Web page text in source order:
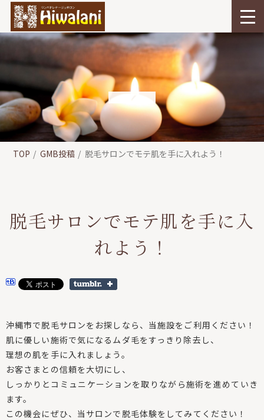
TOP GMB投稿 脱毛サロンでモテ肌を手に入れよう！
脱毛サロンでモテ肌を手に入
れよう！
沖縄市で脱毛サロンをお探しなら、当施設をご利用ください！
肌に優しい施術で気になるムダ毛をすっきり除去し、
理想の肌を手に入れましょう。
お客さまとの信頼を大切にし、
しっかりとコミュニケーションを取りながら施術を進めていき
ます。
この機会にぜひ、当サロンで脱毛体験をしてみてください！